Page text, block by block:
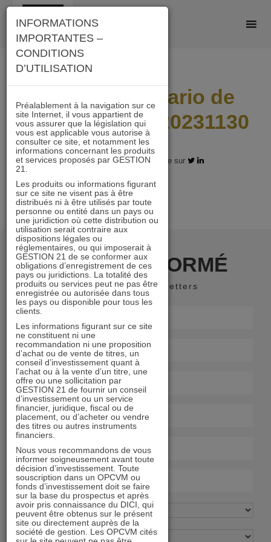
Skip
content
I21_AC_Scenario de
performance_20231130
10.01.2024 - Partagez l'article sur
RESTER INFORMÉ
Recevoir nos newsletters
INFORMATIONS
IMPORTANTES –
CONDITIONS
D’UTILISATION
Préalablement à la navigation sur ce
site Internet, il vous appartient de
vous assurer que la législation qui
vous est applicable vous autorise à
consulter ce site, et notamment les
informations concernant les produits
et services proposés par GESTION
21.
Les produits ou informations figurant
sur ce site ne visent pas à être
distribués ni à être utilisés par toute
personne ou entité dans un pays ou
une juridiction où cette distribution ou
utilisation serait contraire aux
dispositions légales ou
réglementaires, ou qui imposerait à
GESTION 21 de se conformer aux
obligations d’enregistrement de ces
pays ou juridictions. La totalité des
produits ou services peut ne pas être
enregistrée ou autorisée dans tous
les pays ou disponible pour tous les
clients.
Les informations figurant sur ce site
ne constituent ni une
recommandation ni une proposition
d’achat ou de vente de titres, un
conseil d’investissement quant à
l’achat ou à la vente d’un titre, une
offre ou une sollicitation par
GESTION 21 de fournir un conseil
d’investissement ou un service
financier, juridique, fiscal ou de
placement, ou d’acheter ou vendre
des titres ou autres instruments
financiers.
Nous vous recommandons de vous
informer soigneusement avant toute
décision d’investissement. Toute
souscription dans un OPCVM ou
fonds d’investissement doit se faire
sur la base du prospectus et après
avoir pris connaissance du DICI, qui
peuvent être obtenus sur le présent
site ou directement auprès de la
société de gestion. Les OPCVM cités